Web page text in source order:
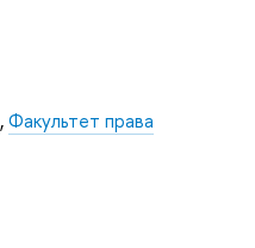
,Факультет права